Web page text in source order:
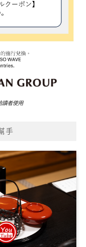
讀者使用
手